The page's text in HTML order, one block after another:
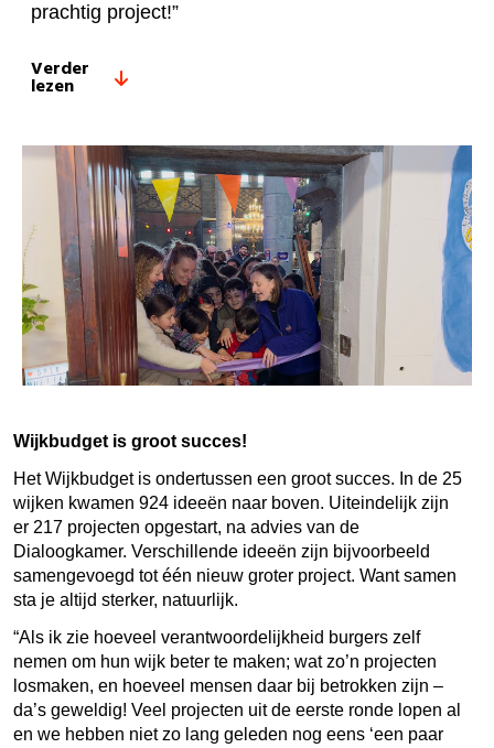
prachtig project!”
Verder
lezen
Wijkbudget is groot succes!
Het Wijkbudget is ondertussen een groot succes. In de 25
wijken kwamen 924 ideeën naar boven. Uiteindelijk zijn
er 217 projecten opgestart, na advies van de
Dialoogkamer. Verschillende ideeën zijn bijvoorbeeld
samengevoegd tot één nieuw groter project. Want samen
sta je altijd sterker, natuurlijk.
“Als ik zie hoeveel verantwoordelijkheid burgers zelf
nemen om hun wijk beter te maken; wat zo’n projecten
losmaken, en hoeveel mensen daar bij betrokken zijn –
da’s geweldig! Veel projecten uit de eerste ronde lopen al
en we hebben niet zo lang geleden nog eens ‘een paar